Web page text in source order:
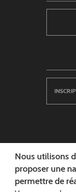
Nous utilisons
proposer une
permettre de